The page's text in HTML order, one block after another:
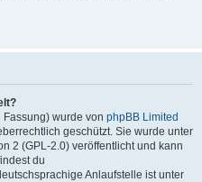
wurde von phpBB Limited
geschützt. Sie wurde unter
2 (GPL-2.0) veröffentlicht und kann
du
Anlaufstelle ist unter